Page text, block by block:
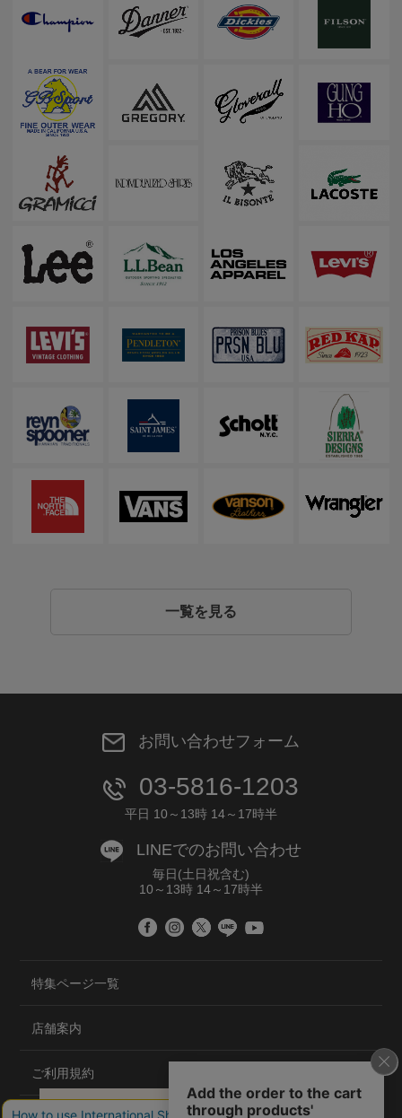
一覧を見る
お問い合わせフォーム
03-5816-1203
平日 10～13時 14～17時半
LINEでのお問い合わせ
毎日(土日祝含む)
10～13時 14～17時半
特集ページ一覧
店舗案内
ご利用規約